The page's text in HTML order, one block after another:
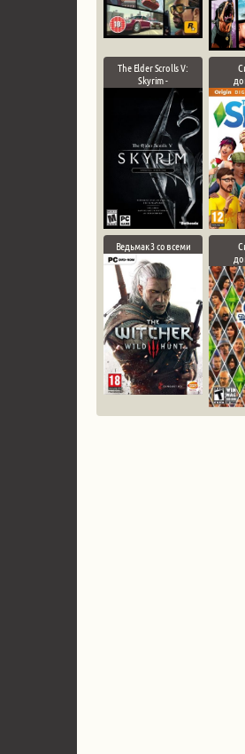
The Elder Scrolls V:
Skyrim -
Ведьмак 3 со всеми